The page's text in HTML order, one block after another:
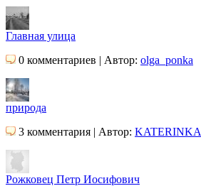
Главная улица
0 комментариев | Автор: olga_ponka
природа
3 комментария | Автор: KATERINKA
Рожковец Петр Иосифович